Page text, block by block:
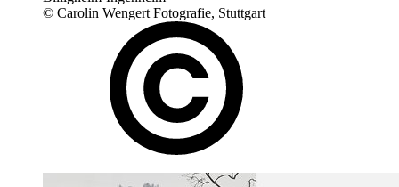
© Carolin Wengert Fotografie, Stuttgart